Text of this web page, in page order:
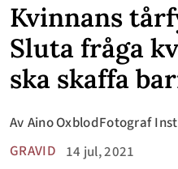
Kvinnans
Sluta fråga
ska skaffa
GRAVID 14 jul, 2021
Av Aino OxblodFotograf